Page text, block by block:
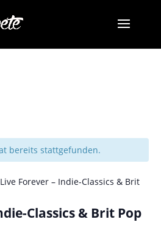
bereits stattgefunden.
Live Forever – Indie-Classics & Brit
Classics & Brit Pop